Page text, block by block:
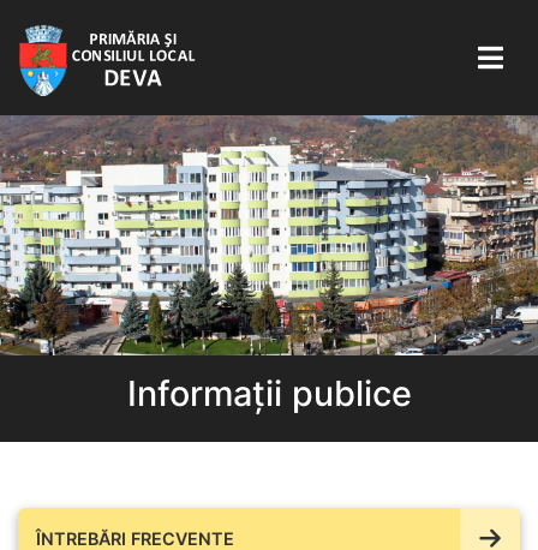
Informații publice
ÎNTREBĂRI FRECVENTE